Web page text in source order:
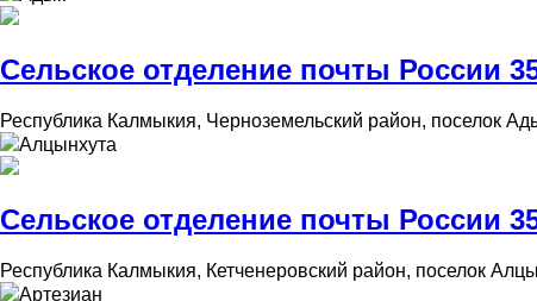
Сельское отделение почты России
Республика Калмыкия, Черноземельский район, поселок
Алцынхута
Сельское отделение почты России
Республика Калмыкия, Кетченеровский район, поселок
Артезиан